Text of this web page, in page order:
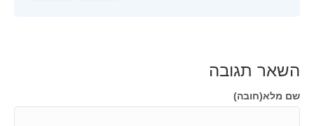
השאר תגובה
שם מלא(חובה)